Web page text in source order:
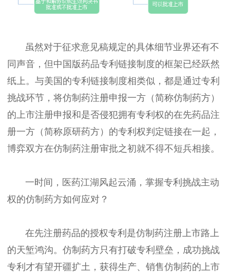
虽然对于征求意见稿规定的具体细节业界还有不
同声音，但中国版药品专利链接制度的框架已经跃然
纸上。与美国的专利链接制度相类似，都是通过专利
挑战环节，将仿制药注册申报一方（简称仿制药方）
的上市注册申报和是否侵犯拥有专利权的在先药品注
册一方（简称原研药方）的专利权判定链接在一起，
博弈双方在仿制药注册审批之初就不得不短兵相接。
一时间，医药江湖风起云涌，掌握专利挑战主动
权的仿制药方如何应对？
在先注册药品的授权专利是仿制药注册上市路上
的天堑鸿沟。仿制药方只有打破专利壁垒，成功挑战
专利才有望开疆扩土，获得生产、销售仿制药的上市